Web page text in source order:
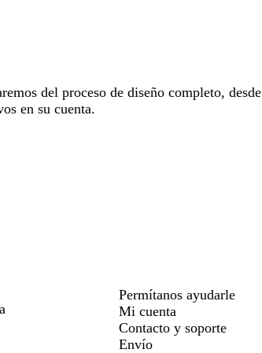
del proceso de diseño completo, desde
en su cuenta.
Permítanos ayudarle
Mi cuenta
Contacto y soporte
Envío